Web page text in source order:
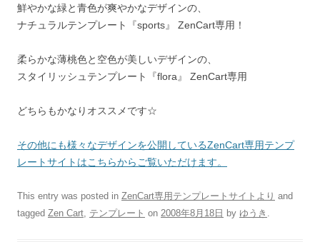
鮮やかな緑と青色が爽やかなデザインの、
ナチュラルテンプレート『sports』 ZenCart専用！
柔らかな薄桃色と空色が美しいデザインの、
スタイリッシュテンプレート『flora』 ZenCart専用
どちらもかなりオススメです☆
その他にも様々なデザインを公開しているZenCart専用テンプ
レートサイトはこちらからご覧いただけます。
This entry was posted in ZenCart専用テンプレートサイトより and
tagged Zen Cart, テンプレート on 2008年8月18日 by ゆうき .